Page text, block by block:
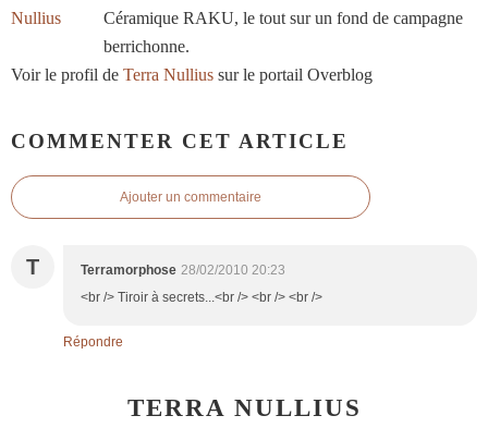
Céramique RAKU, le tout sur un fond de campagne
berrichonne.
Voir le profil de Terra Nullius sur le portail Overblog
COMMENTER CET ARTICLE
Ajouter un commentaire
T Terramorphose 28/02/2010 20:23
<br /> Tiroir à secrets...<br /> <br /> <br />
Répondre
TERRA NULLIUS